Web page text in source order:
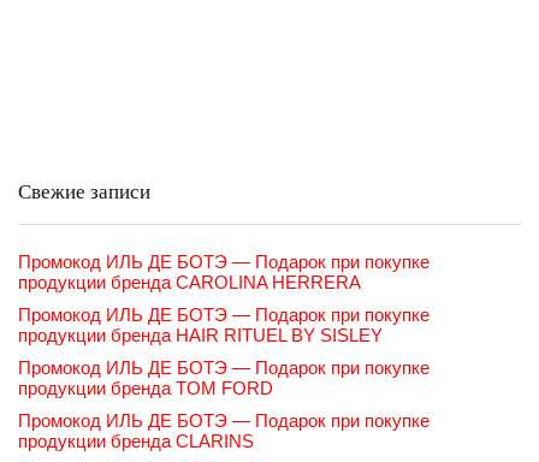
Свежие записи
Промокод ИЛЬ ДЕ БОТЭ — Подарок при покупке
продукции бренда CAROLINA HERRERA
Промокод ИЛЬ ДЕ БОТЭ — Подарок при покупке
продукции бренда HAIR RITUEL BY SISLEY
Промокод ИЛЬ ДЕ БОТЭ — Подарок при покупке
продукции бренда TOM FORD
Промокод ИЛЬ ДЕ БОТЭ — Подарок при покупке
продукции бренда CLARINS